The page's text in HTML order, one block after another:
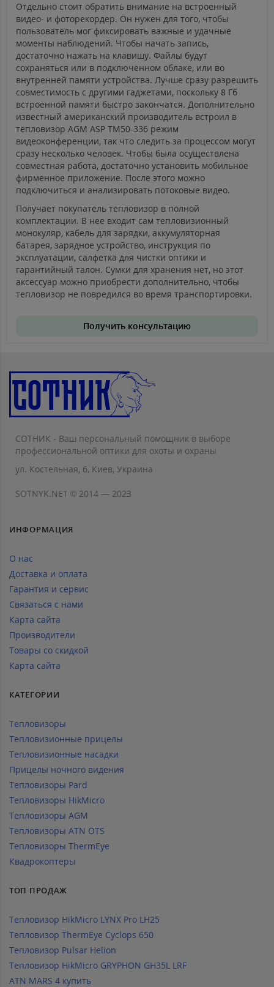
Отдельно стоит обратить внимание на встроенный
видео- и фоторекордер. Он нужен для того, чтобы
пользователь мог фиксировать важные и удачные
моменты наблюдений. Чтобы начать запись,
достаточно нажать на клавишу. Файлы будут
сохраняться или в подключенном облаке, или во
внутренней памяти устройства. Лучше сразу разрешить
совместимость с другими гаджетами, поскольку 8 Гб
встроенной памяти быстро закончатся. Дополнительно
известный американский производитель встроил в
тепловизор AGM ASP TM50-336 режим
видеоконференции, так что следить за процессом могут
сразу несколько человек. Чтобы была осуществлена
совместная работа, достаточно установить мобильное
фирменное приложение. После этого можно
подключиться и анализировать потоковые видео.
Получает покупатель тепловизор в полной
комплектации. В нее входит сам тепловизионный
монокуляр, кабель для зарядки, аккумуляторная
батарея, зарядное устройство, инструкция по
эксплуатации, салфетка для чистки оптики и
гарантийный талон. Сумки для хранения нет, но этот
аксессуар можно приобрести дополнительно, чтобы
тепловизор не повредился во время транспортировки.
Получить консультацию
СОТНИК - Ваш персональный помощник в выборе
профессиональной оптики для охоты и охраны
ул. Костельная, 6, Киев, Украина
SOTNYK.NET © 2014 — 2023
ИНФОРМАЦИЯ
О нас
Доставка и оплата
Гарантия и сервис
Связаться с нами
Карта сайта
Производители
Товары со скидкой
Карта сайта
КАТЕГОРИИ
Тепловизоры
Тепловизионные прицелы
Тепловизионные насадки
Прицелы ночного видения
Тепловизоры Pard
Тепловизоры HikMicro
Тепловизоры AGM
Тепловизоры ATN OTS
Тепловизоры ThermEye
Квадрокоптеры
ТОП ПРОДАЖ
Тепловизор HikMicro LYNX Pro LH25
Тепловизор ThermEye Cyclops 650
Тепловизор Pulsar Helion
Тепловизор HikMicro GRYPHON GH35L LRF
ATN MARS 4 купить